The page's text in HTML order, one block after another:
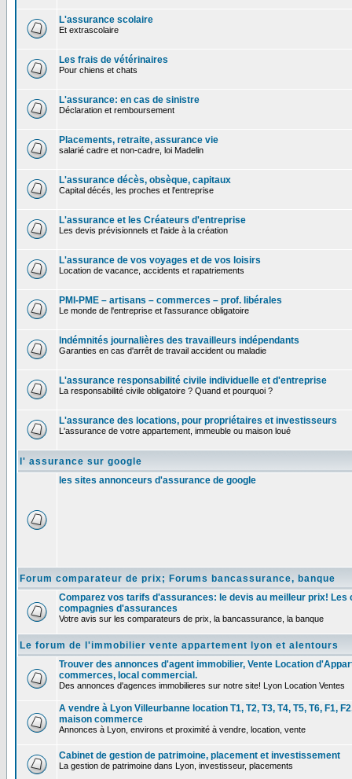
L'assurance scolaire
Et extrascolaire
Les frais de vétérinaires
Pour chiens et chats
L'assurance: en cas de sinistre
Déclaration et remboursement
Placements, retraite, assurance vie
salarié cadre et non-cadre, loi Madelin
L'assurance décès, obsèque, capitaux
Capital décés, les proches et l'entreprise
L'assurance et les Créateurs d'entreprise
Les devis prévisionnels et l'aide à la création
L'assurance de vos voyages et de vos loisirs
Location de vacance, accidents et rapatriements
PMI-PME – artisans – commerces – prof. libérales
Le monde de l'entreprise et l'assurance obligatoire
Indémnités journalières des travailleurs indépendants
Garanties en cas d'arrêt de travail accident ou maladie
L'assurance responsabilité civile individuelle et d'entreprise
La responsabilité civile obligatoire ? Quand et pourquoi ?
L'assurance des locations, pour propriétaires et investisseurs
L'assurance de votre appartement, immeuble ou maison loué
l' assurance sur google
les sites annonceurs d'assurance de google
Forum comparateur de prix; Forums bancassurance, banque
Comparez vos tarifs d'assurances: le devis au meilleur prix!
compagnies d'assurances
Votre avis sur les comparateurs de prix, la bancassurance, la banque
Le forum de l'immobilier vente appartement lyon et alentours
Trouver des annonces d'agent immobilier, Vente Location
commerces, local commercial.
Des annonces d'agences immobilieres sur notre site! Lyon Location Ventes
A vendre à Lyon Villeurbanne location T1, T2, T3, T4, T5, T6, F1,
maison commerce
Annonces à Lyon, environs et proximité à vendre, location, vente
Cabinet de gestion de patrimoine, placement et investissement
La gestion de patrimoine dans Lyon, investisseur, placements